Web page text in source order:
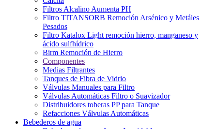
Filtros Alcalino Aumenta PH
Filtro TITANSORB Remoción Arsénico y Metáles
Pesados
Filtro Katalox Light remoción hierro, manganeso y
ácido sulfhídrico
Birm Remoción de Hierro
Componentes
Medias Filtrantes
Tanques de Fibra de Vidrio
Válvulas Manuales para Filtro
Válvulas Automáticas Filtro o Suavizador
Distribuidores toberas PP para Tanque
Refacciones Válvulas Automáticas
Bebederos de agua